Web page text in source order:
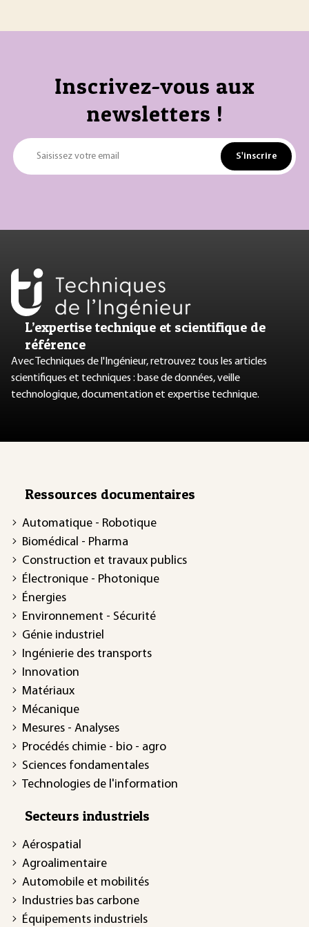
Inscrivez-vous aux
newsletters !
Saisissez votre email S'inscrire
L’expertise technique et scientifique de
référence
Avec Techniques de l'Ingénieur, retrouvez tous les articles
scientifiques et techniques : base de données, veille
technologique, documentation et expertise technique.
Ressources documentaires
Automatique - Robotique
Biomédical - Pharma
Construction et travaux publics
Électronique - Photonique
Énergies
Environnement - Sécurité
Génie industriel
Ingénierie des transports
Innovation
Matériaux
Mécanique
Mesures - Analyses
Procédés chimie - bio - agro
Sciences fondamentales
Technologies de l'information
Secteurs industriels
Aérospatial
Agroalimentaire
Automobile et mobilités
Industries bas carbone
Équipements industriels